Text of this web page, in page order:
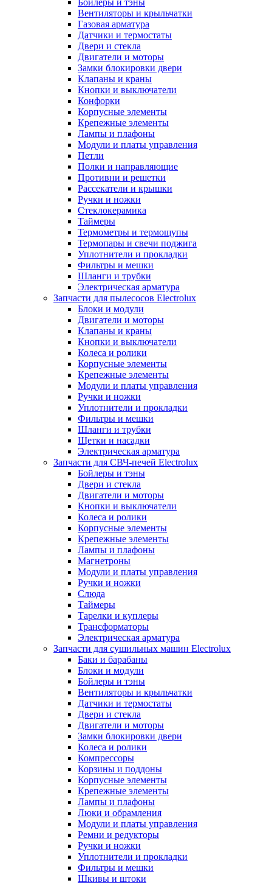
Бойлеры и тэны
Вентиляторы и крыльчатки
Газовая арматура
Датчики и термостаты
Двери и стекла
Двигатели и моторы
Замки блокировки двери
Клапаны и краны
Кнопки и выключатели
Конфорки
Корпусные элементы
Крепежные элементы
Лампы и плафоны
Модули и платы управления
Петли
Полки и направляющие
Противни и решетки
Рассекатели и крышки
Ручки и ножки
Стеклокерамика
Таймеры
Термометры и термощупы
Термопары и свечи поджига
Уплотнители и прокладки
Фильтры и мешки
Шланги и трубки
Электрическая арматура
Запчасти для пылесосов Electrolux
Блоки и модули
Двигатели и моторы
Клапаны и краны
Кнопки и выключатели
Колеса и ролики
Корпусные элементы
Крепежные элементы
Модули и платы управления
Ручки и ножки
Уплотнители и прокладки
Фильтры и мешки
Шланги и трубки
Щетки и насадки
Электрическая арматура
Запчасти для СВЧ-печей Electrolux
Бойлеры и тэны
Двери и стекла
Двигатели и моторы
Кнопки и выключатели
Колеса и ролики
Корпусные элементы
Крепежные элементы
Лампы и плафоны
Магнетроны
Модули и платы управления
Ручки и ножки
Слюда
Таймеры
Тарелки и куплеры
Трансформаторы
Электрическая арматура
Запчасти для сушильных машин Electrolux
Баки и барабаны
Блоки и модули
Бойлеры и тэны
Вентиляторы и крыльчатки
Датчики и термостаты
Двери и стекла
Двигатели и моторы
Замки блокировки двери
Колеса и ролики
Компрессоры
Корзины и поддоны
Корпусные элементы
Крепежные элементы
Лампы и плафоны
Люки и обрамления
Модули и платы управления
Ремни и редукторы
Ручки и ножки
Уплотнители и прокладки
Фильтры и мешки
Шкивы и штоки